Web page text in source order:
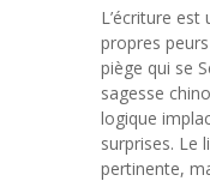
L’écriture
propres
piège qui se
sagesse
logique
surprises. Le
pertinente,